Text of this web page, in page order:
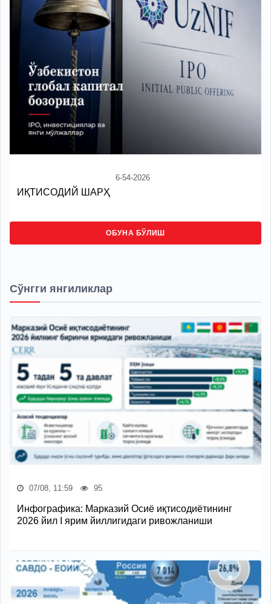
6-54-2026
ИҚТИСОДИЙ ШАРҲ
ОБУНА БЎЛИШ
Сўнгги янгиликлар
07/08, 11:59 95
Инфографика: Марказий Осиё иқтисодиётининг
2026 йил I ярим йиллигидаги ривожланиши